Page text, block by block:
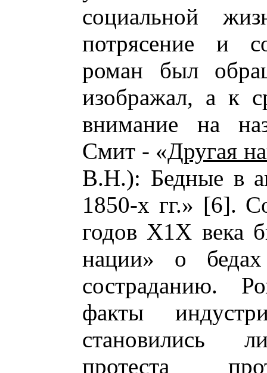
социальной
потрясение и
роман был
изображал, а к
внимание на
Смит - «Другая
В.Н.): Бедные в
1850-х гг.» [6].
годов Х1Х века
нации» о
состраданию.
факты
становились
протеста